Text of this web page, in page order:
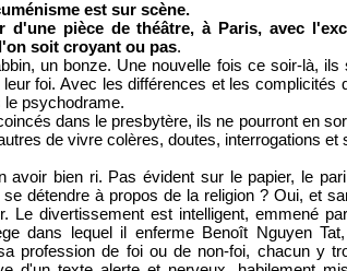
est sur scène.
d'une pièce de théâtre, à Paris, avec
soit croyant ou pas.
un bonze. Une nouvelle fois ce soir-là,
foi. Avec les différences et les complicités
psychodrame.
dans le presbytère, ils ne pourront en
de vivre colères, doutes, interrogations et
avoir bien ri. Pas évident sur le papier, le
détendre à propos de la religion ? Oui, et
Le divertissement est intelligent, emmené
dans lequel il enferme Benoît Nguyen
profession de foi ou de non-foi, chacun y